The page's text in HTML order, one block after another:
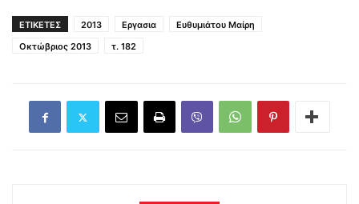
ΕΤΙΚΕΤΕΣ 2013 Εργασια
Ευθυμιάτου Μαίρη
Οκτώβριος 2013
τ. 182